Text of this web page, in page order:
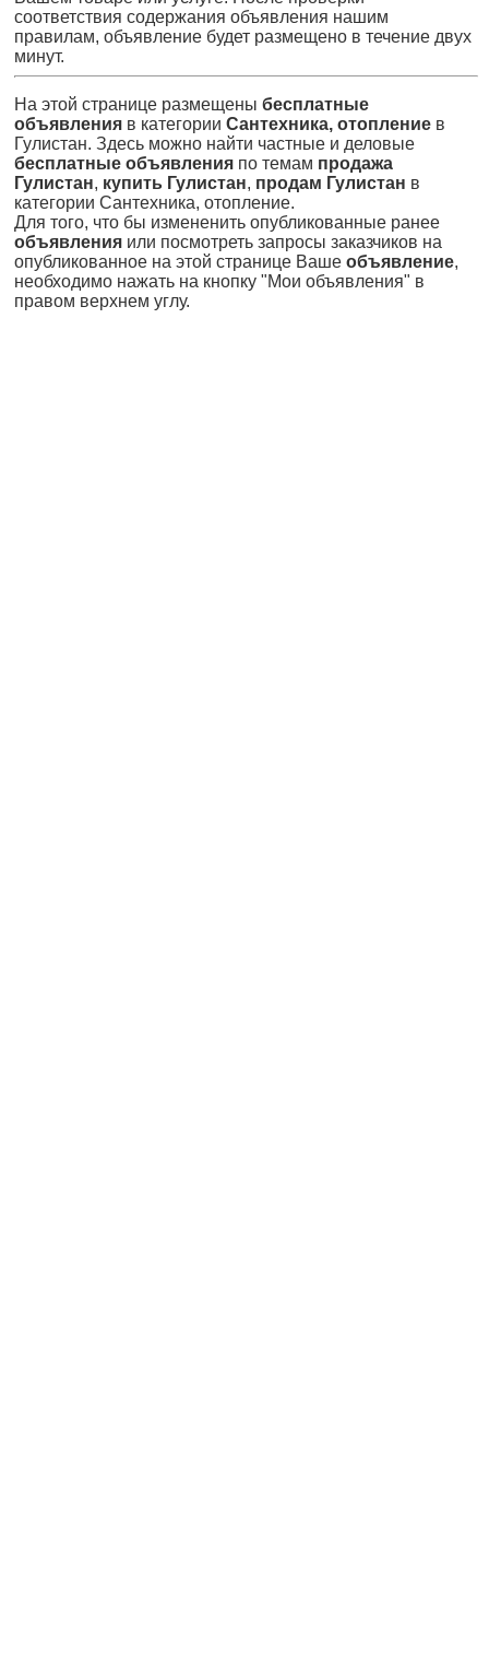
соответствия содержания объявления нашим
правилам, объявление будет размещено в течение двух
минут.
На этой странице размещены бесплатные
объявления в категории Сантехника, отопление в
Гулистан. Здесь можно найти частные и деловые
бесплатные объявления по темам продажа
Гулистан, купить Гулистан, продам Гулистан в
категории Сантехника, отопление.
Для того, что бы измененить опубликованные ранее
объявления или посмотреть запросы заказчиков на
опубликованное на этой странице Ваше объявление,
необходимо нажать на кнопку "Мои объявления" в
правом верхнем углу.